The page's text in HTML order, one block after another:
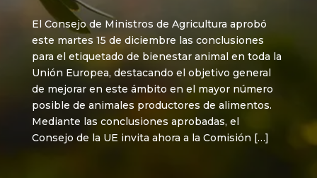
El Consejo de Ministros de Agricultura aprobó
este martes 15 de diciembre las conclusiones
para el etiquetado de bienestar animal en toda la
Unión Europea, destacando el objetivo general
de mejorar en este ámbito en el mayor número
posible de animales productores de alimentos.
Mediante las conclusiones aprobadas, el
Consejo de la UE invita ahora a la Comisión […]